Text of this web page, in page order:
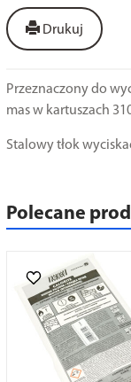
Drukuj
Przeznaczony do
mas w kartuszach
Stalowy tłok
Polecane